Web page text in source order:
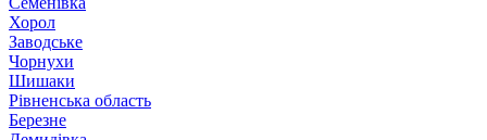
Хорол
Заводське
Чорнухи
Шишаки
Рівненська область
Березне